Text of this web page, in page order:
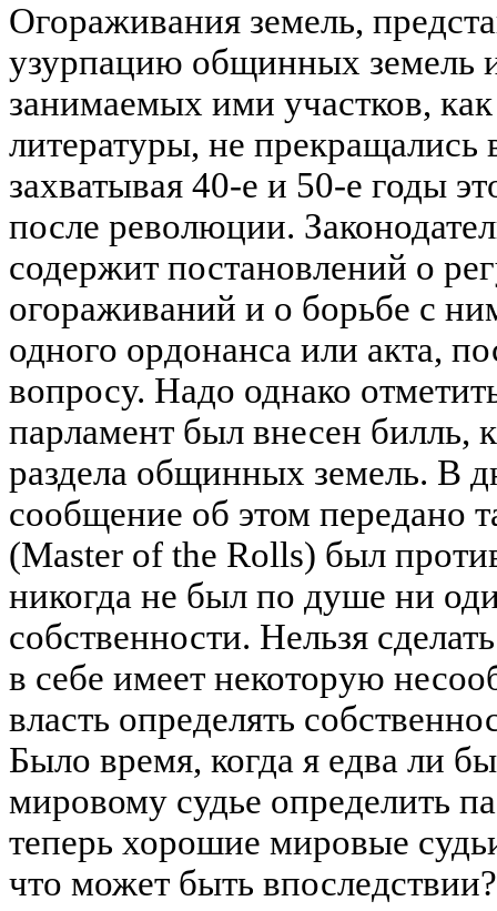
Огораживания земель,
узурпацию общинных земель
занимаемых ими участков,
литературы, не прекращались
захватывая 40-е и 50-е годы
после революции.
содержит постановлений о
огораживаний и о борьбе с
одного ордонанса или акта,
вопросу. Надо однако
парламент был внесен билль,
раздела общинных земель. В
сообщение об этом передано
(Master of the Rolls) был
никогда не был по душе ни
собственности. Нельзя
в себе имеет некоторую
власть определять
Было время, когда я едва ли
мировому судье определить
теперь хорошие мировые
что может быть